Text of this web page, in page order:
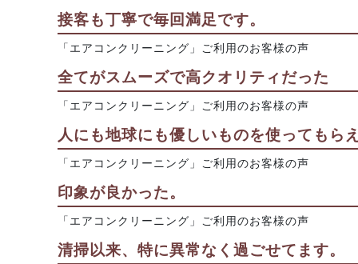
接客も丁寧で毎回満足です。
「エアコンクリーニング」ご利用のお客様の声
全てがスムーズで高クオリティだった
「エアコンクリーニング」ご利用のお客様の声
人にも地球にも優しいものを使ってもら
「エアコンクリーニング」ご利用のお客様の声
印象が良かった。
「エアコンクリーニング」ご利用のお客様の声
清掃以来、特に異常なく過ごせてます。